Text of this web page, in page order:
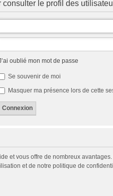
le profil des
oublié mon mot de passe
Se souvenir de moi
Masquer ma présence lors de cette
et vous offre de nombreux
et de notre politique de